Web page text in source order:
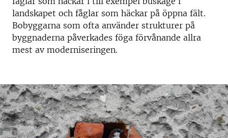
landskapet och fåglar som häckar på öppna fält.
Bobyggarna som ofta använder strukturer på
byggnaderna påverkades föga förvånande allra
mest av moderniseringen.